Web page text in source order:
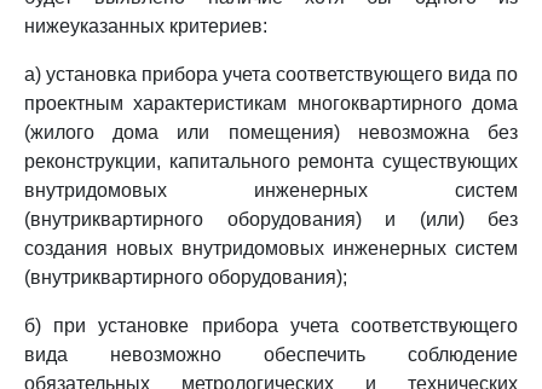
нижеуказанных критериев:
а) установка прибора учета соответствующего вида по
проектным характеристикам многоквартирного дома
(жилого дома или помещения) невозможна без
реконструкции, капитального ремонта существующих
внутридомовых инженерных систем
(внутриквартирного оборудования) и (или) без
создания новых внутридомовых инженерных систем
(внутриквартирного оборудования);
б) при установке прибора учета соответствующего
вида невозможно обеспечить соблюдение
обязательных метрологических и технических